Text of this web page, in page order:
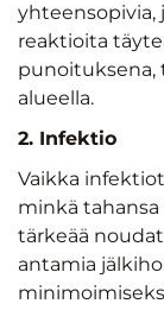
yhteensopivia,
reaktioita
punoituksena,
alueella.
2. Infektio
Vaikka
minkä tahansa
tärkeää
antamia